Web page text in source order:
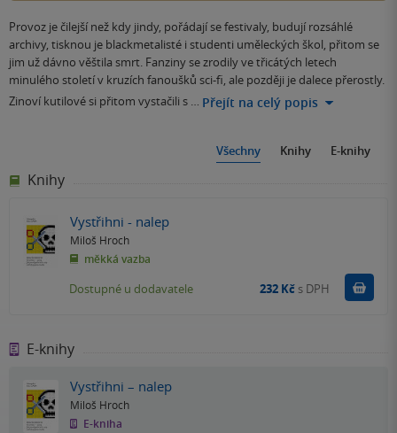
Provoz je čilejší než kdy jindy, pořádají se festivaly, budují rozsáhlé
archivy, tisknou je blackmetalisté i studenti uměleckých škol, přitom se
jim už dávno věštila smrt. Fanziny se zrodily ve třicátých letech
minulého století v kruzích fanoušků sci-fi, ale později je dalece přerostly.
Zinoví kutilové si přitom vystačili s … Přejít na celý popis
Všechny Knihy E-knihy
Knihy
Vystřihni - nalep
Miloš Hroch
měkká vazba
Dostupné u dodavatele 232 Kč s DPH
E-knihy
Vystřihni – nalep
Miloš Hroch
E-kniha